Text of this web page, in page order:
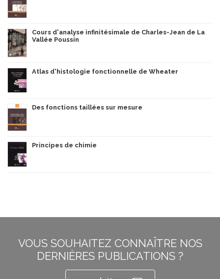
Cours d'analyse infinitésimale de Charles-Jean de La
Vallée Poussin
Atlas d'histologie fonctionnelle de Wheater
Des fonctions taillées sur mesure
Principes de chimie
VOUS SOUHAITEZ CONNAÎTRE NOS
DERNIÈRES PUBLICATIONS ?